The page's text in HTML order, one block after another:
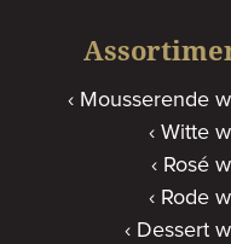
Mousserende
Witte
Rosé
Rode
Dessert